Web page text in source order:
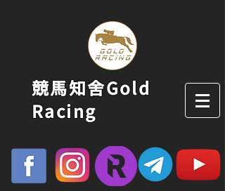
競馬知舍Gold
Racing